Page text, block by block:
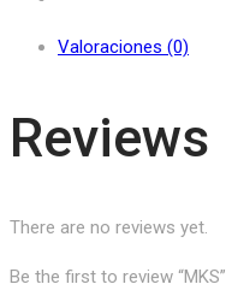
Valoraciones (0)
Reviews
There are no reviews yet.
Be the first to review “MKS”